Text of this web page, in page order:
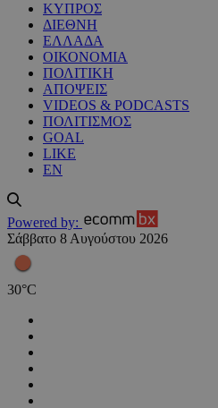
ΚΥΠΡΟΣ
ΔΙΕΘΝΗ
ΕΛΛΑΔΑ
ΟΙΚΟΝΟΜΙΑ
ΠΟΛΙΤΙΚΗ
ΑΠΟΨΕΙΣ
VIDEOS & PODCASTS
ΠΟΛΙΤΙΣΜΟΣ
GOAL
LIKE
EN
Powered by:
Σάββατο 8 Αυγούστου 2026
30°C